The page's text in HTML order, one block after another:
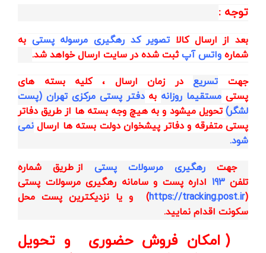
توجه :
بعد از ارسال کالا تصویر کد رهگیری مرسوله پستی به
شماره واتس آپثبت شده در سایت ارسال خواهد شد.
جهت تسریعدر زمان ارسال ، کلیه بسته های
پستی مستقیما روزانه بهدفتر پستی مرکزی تهران (پست
لشگر)تحویل میشود و به هیچ وجه بسته ها از طریق دفاتر
پستی متفرقه و دفاتر پیشخوان دولت بسته ها ارسال نمی
شود.
جهت رهگیری مرسولات پستی از طریق شماره
تلفن193 اداره پست وسامانه رهگیری مرسولات پستی
(
https://tracking.post.ir
) و یا نزدیکترین پست محل
سکونت اقدام نمایید.
( امکان فروش حضوری و تحویل